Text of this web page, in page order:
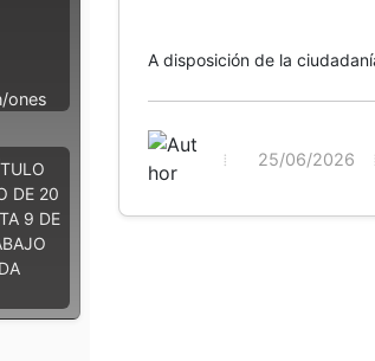
ones
DE 20
9 DE
A disposición de la
25/06/2026